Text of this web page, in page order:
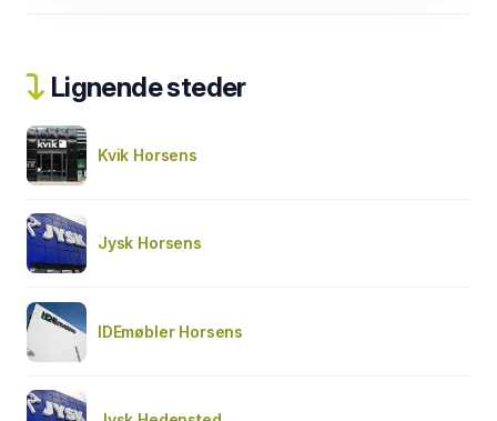
Lignende steder
Kvik Horsens
Jysk Horsens
IDEmøbler Horsens